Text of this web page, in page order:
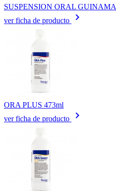
SUSPENSION ORAL GUINAMA
ver ficha de producto
keyboard_arrow_right
ORA PLUS 473ml
ver ficha de producto
keyboard_arrow_right